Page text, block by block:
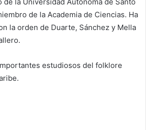
la Universidad Autónoma de Santo
de la Academia de Ciencias. Ha
la orden de Duarte, Sánchez y Mella
estudiosos del folklore